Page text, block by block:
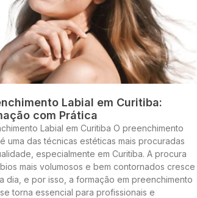
Labial em Curitiba:
com Prática
Labial em Curitiba O preenchimento
uma das técnicas estéticas mais procuradas
especialmente em Curitiba. A procura
mais volumosos e bem contornados cresce
dia, e por isso, a formação em preenchimento
torna essencial para profissionais e